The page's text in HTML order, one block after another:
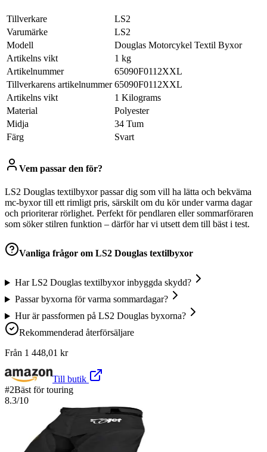
Tillverkare
‎LS2
Varumärke
‎LS2
Modell
‎Douglas Motorcykel Textil Byxor
Artikelns vikt
‎1 kg
Artikelnummer
‎65090F0112XXL
Tillverkarens artikelnummer ‎65090F0112XXL
Artikelns vikt
‎1 Kilograms
Material
‎Polyester
Midja
‎34 Tum
Färg
‎Svart
Vem passar den för?
LS2 Douglas textilbyxor passar dig som vill ha lätta och bekväma
mc-byxor till ett rimligt pris, särskilt om du kör under varma dagar
och prioriterar rörlighet. Perfekt för pendlaren eller sommarföraren
som söker stilren funktion – därför har vi utsett dem till bäst i test.
Vanliga frågor om LS2 Douglas textilbyxor
Har LS2 Douglas textilbyxor inbyggda skydd?
Passar byxorna för varma sommardagar?
Hur är passformen på LS2 Douglas byxorna?
Rekommenderad återförsäljare
Från 1 448,01 kr
Till butik
#2Bäst för touring
8.3/10